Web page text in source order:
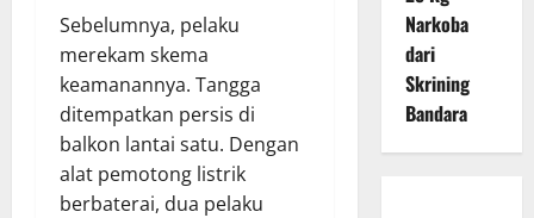
Sebelumnya, pelaku
merekam skema
keamanannya. Tangga
ditempatkan persis di
balkon lantai satu. Dengan
alat pemotong listrik
berbaterai, dua pelaku
Narkoba
dari
Skrining
Bandara